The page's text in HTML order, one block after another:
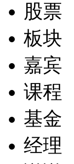
股票
板块
嘉宾
课程
基金
经理